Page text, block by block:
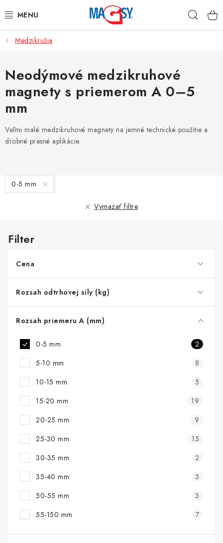
na
HLAVNÉ KATEGÓRIE
MAGNETICKÉ POMÔCKY
PRIEMYSELNÉ MAGNETY
NEREZOVÉ MATERIÁLY
O nás Obchodné podmienky
Kontakt
Odstúpenie od zmluvy
Medzikružia
Neodýmové medzikruhové
magnety s priemerom A 0–5
mm
Veľmi malé medzikruhové magnety na jemné technické použitie a
drobné presné aplikácie.
V
ý
s
o
u
0-5 mm
Vymazať filtre
Cena
Rozsah odtrhovej sily (kg)
Rozsah priemeru A (mm)
0-5 mm
2
5-10 mm
8
10-15 mm
5
15-20 mm
19
20-25 mm
9
25-30 mm
15
30-35 mm
2
35-40 mm
3
50-55 mm
3
55-150 mm
7